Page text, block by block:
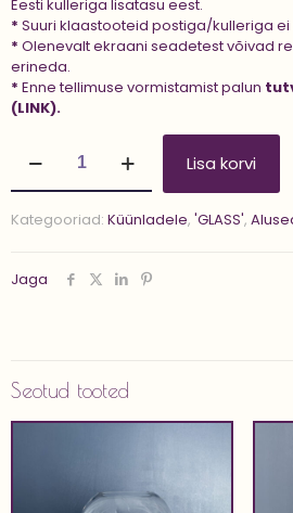
Eesti kulleriga lisatasu eest.
* Suuri klaastooteid postiga/kulleriga
* Olenevalt ekraani seadetest võivad
erineda.
* Enne tellimuse vormistamist palun
(LINK).
'GABI
14
kogus
Lisa korvi
Kategooriad: Küünladele, 'GLASS',
Jaga
Seotud tooted